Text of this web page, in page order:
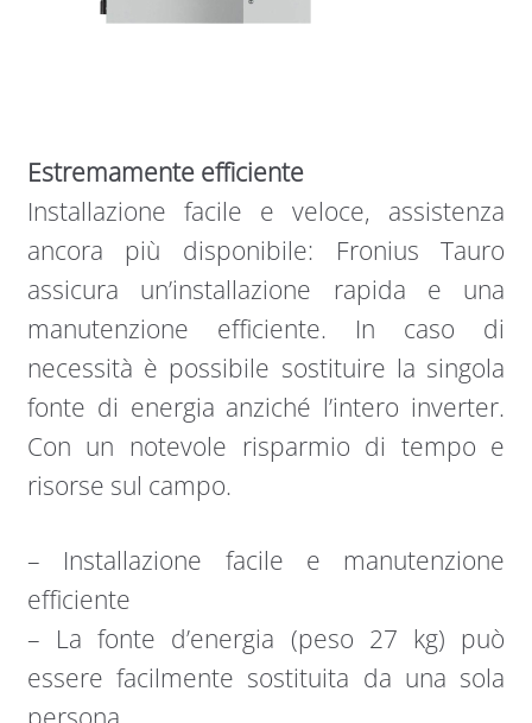
Estremamente efficiente
Installazione facile e veloce, assistenza
ancora più disponibile: Fronius Tauro
assicura un’installazione rapida e una
manutenzione efficiente. In caso di
necessità è possibile sostituire la singola
fonte di energia anziché l’intero inverter.
Con un notevole risparmio di tempo e
risorse sul campo.
– Installazione facile e manutenzione
efficiente
– La fonte d’energia (peso 27 kg) può
essere facilmente sostituita da una sola